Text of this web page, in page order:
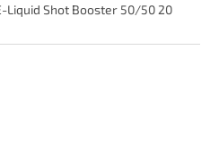
Liquid Shot Booster 50/50 20